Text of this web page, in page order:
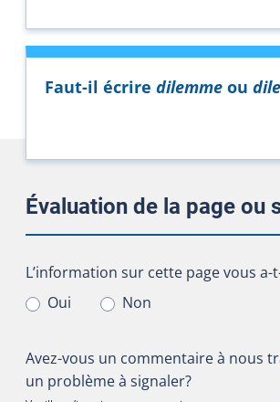
Faut-il écrire dilemme ou
Évaluation de la page ou
L’information sur cette page vous
L’information sur cette page vous
Oui
Non
Avez-vous un commentaire à nous
un problème à signaler?